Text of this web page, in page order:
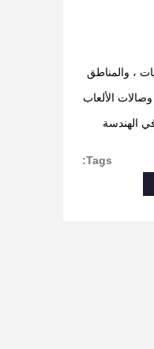
، والمناطق
الألعاب
الهندسة
Tags: